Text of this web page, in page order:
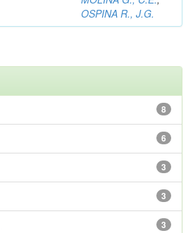
OSPINA R., J.G.
8
6
3
3
3